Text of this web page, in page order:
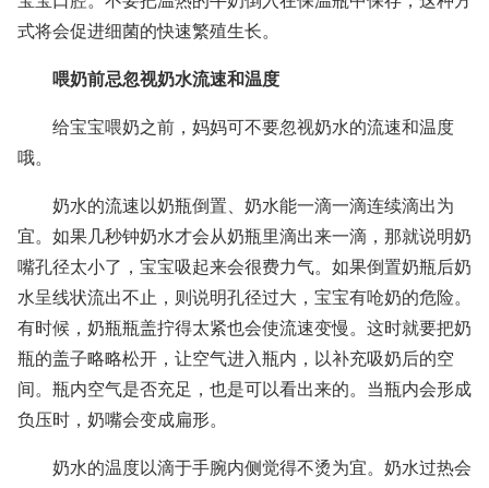
式将会促进细菌的快速繁殖生长。
喂奶前忌忽视奶水流速和温度
给宝宝喂奶之前，妈妈可不要忽视奶水的流速和温度
哦。
奶水的流速以奶瓶倒置、奶水能一滴一滴连续滴出为
宜。如果几秒钟奶水才会从奶瓶里滴出来一滴，那就说明奶
嘴孔径太小了，宝宝吸起来会很费力气。如果倒置奶瓶后奶
水呈线状流出不止，则说明孔径过大，宝宝有呛奶的危险。
有时候，奶瓶瓶盖拧得太紧也会使流速变慢。这时就要把奶
瓶的盖子略略松开，让空气进入瓶内，以补充吸奶后的空
间。瓶内空气是否充足，也是可以看出来的。当瓶内会形成
负压时，奶嘴会变成扁形。
奶水的温度以滴于手腕内侧觉得不烫为宜。奶水过热会